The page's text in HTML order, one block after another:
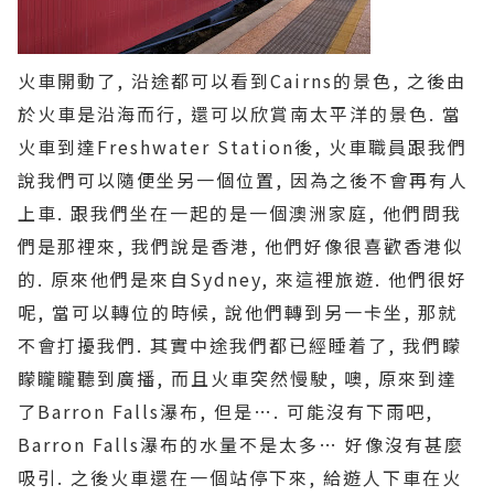
火車開動了, 沿途都可以看到Cairns的景色, 之後由
於火車是沿海而行, 還可以欣賞南太平洋的景色. 當
火車到達Freshwater Station後, 火車職員跟我們
說我們可以隨便坐另一個位置, 因為之後不會再有人
上車. 跟我們坐在一起的是一個澳洲家庭, 他們問我
們是那裡來, 我們說是香港, 他們好像很喜歡香港似
的. 原來他們是來自Sydney, 來這裡旅遊. 他們很好
呢, 當可以轉位的時候, 說他們轉到另一卡坐, 那就
不會打擾我們. 其實中途我們都已經睡着了, 我們矇
矇矓矓聽到廣播, 而且火車突然慢駛, 噢, 原來到達
了Barron Falls瀑布, 但是…. 可能沒有下雨吧,
Barron Falls瀑布的水量不是太多… 好像沒有甚麼
吸引. 之後火車還在一個站停下來, 給遊人下車在火